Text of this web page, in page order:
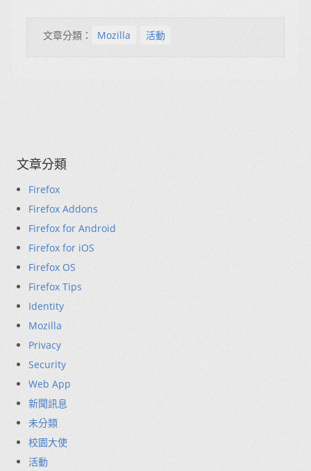
文章分類： Mozilla 活動
文章分類
Firefox
Firefox Addons
Firefox for Android
Firefox for iOS
Firefox OS
Firefox Tips
Identity
Mozilla
Privacy
Security
Web App
新聞訊息
未分類
校園大使
活動